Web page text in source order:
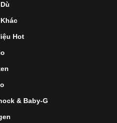
Hot
& Baby-G